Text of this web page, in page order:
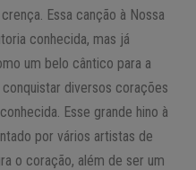
Essa canção à Nossa
conhecida, mas já
um belo cântico para a
diversos corações
Esse grande hino à
por vários artistas de
o coração, além de ser um